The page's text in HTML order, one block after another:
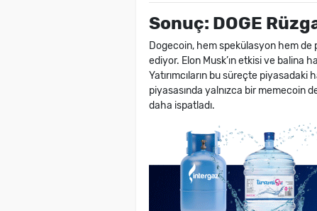
Sonuç: DOGE
Dogecoin, hem spekülasyon hem
ediyor. Elon Musk’ın etkisi ve balina
Yatırımcıların bu süreçte
piyasasında yalnızca bir memecoin
daha ispatladı.